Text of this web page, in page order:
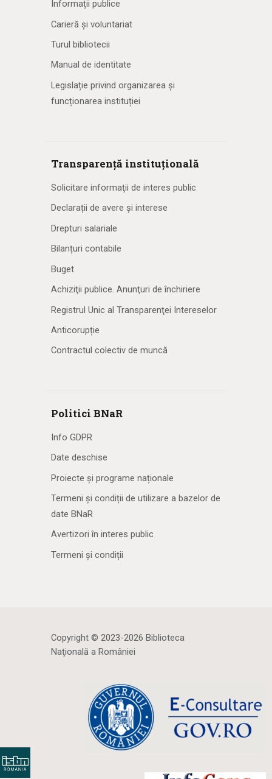
Informații publice
Carieră și voluntariat
Turul bibliotecii
Manual de identitate
Legislație privind organizarea și
funcționarea instituției
Transparență instituțională
Solicitare informaţii de interes public
Declarații de avere și interese
Drepturi salariale
Bilanțuri contabile
Buget
Achiziţii publice. Anunţuri de închiriere
Registrul Unic al Transparenţei Intereselor
Anticorupție
Contractul colectiv de muncă
Politici BNaR
Info GDPR
Date deschise
Proiecte și programe naționale
Termeni și condiții de utilizare a bazelor de
date BNaR
Avertizori în interes public
Termeni și condiții
Copyright © 2023-2026 Biblioteca
Naţională a României